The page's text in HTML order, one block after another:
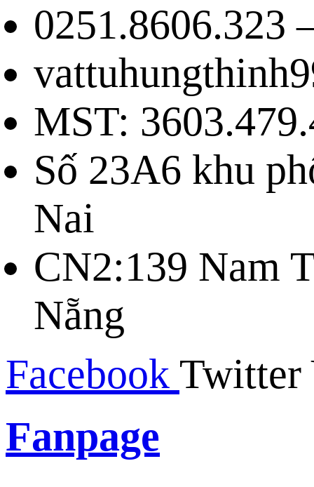
0251.8606.323
MST:
Số 23A6 khu
Nai
CN2:139 Nam
Nẵng
Facebook Twitter
Fanpage